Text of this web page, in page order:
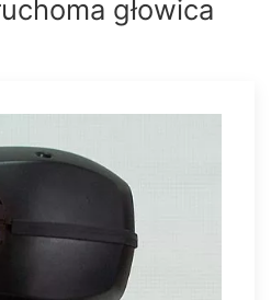
głowica